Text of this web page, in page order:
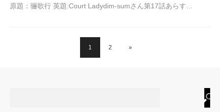
原題：骊歌行 英題:Court Ladydim-sumさん第17話あらす…
1 2 »